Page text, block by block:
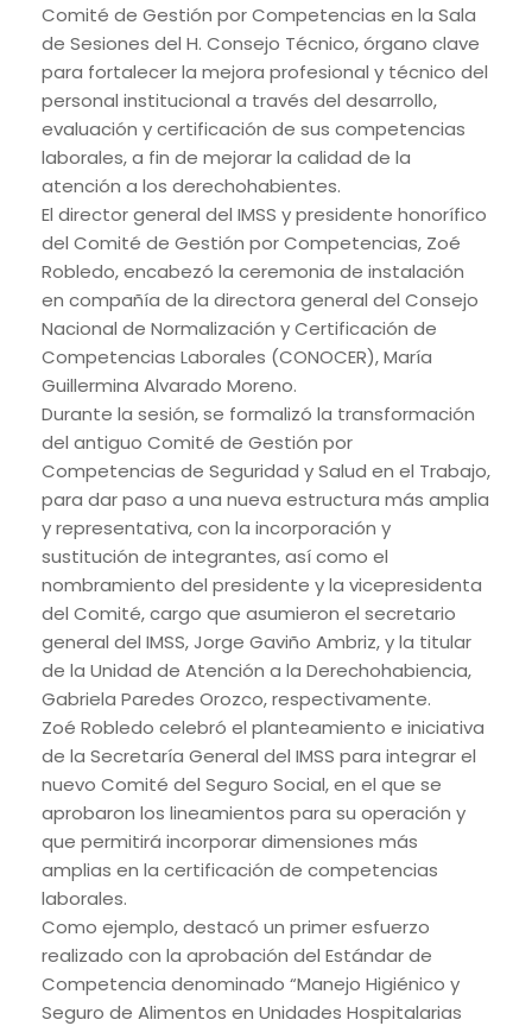
Comité de Gestión por Competencias en la Sala
de Sesiones del H. Consejo Técnico, órgano clave
para fortalecer la mejora profesional y técnico del
personal institucional a través del desarrollo,
evaluación y certificación de sus competencias
laborales, a fin de mejorar la calidad de la
atención a los derechohabientes.
El director general del IMSS y presidente honorífico
del Comité de Gestión por Competencias, Zoé
Robledo, encabezó la ceremonia de instalación
en compañía de la directora general del Consejo
Nacional de Normalización y Certificación de
Competencias Laborales (CONOCER), María
Guillermina Alvarado Moreno.
Durante la sesión, se formalizó la transformación
del antiguo Comité de Gestión por
Competencias de Seguridad y Salud en el Trabajo,
para dar paso a una nueva estructura más amplia
y representativa, con la incorporación y
sustitución de integrantes, así como el
nombramiento del presidente y la vicepresidenta
del Comité, cargo que asumieron el secretario
general del IMSS, Jorge Gaviño Ambriz, y la titular
de la Unidad de Atención a la Derechohabiencia,
Gabriela Paredes Orozco, respectivamente.
Zoé Robledo celebró el planteamiento e iniciativa
de la Secretaría General del IMSS para integrar el
nuevo Comité del Seguro Social, en el que se
aprobaron los lineamientos para su operación y
que permitirá incorporar dimensiones más
amplias en la certificación de competencias
laborales.
Como ejemplo, destacó un primer esfuerzo
realizado con la aprobación del Estándar de
Competencia denominado “Manejo Higiénico y
Seguro de Alimentos en Unidades Hospitalarias